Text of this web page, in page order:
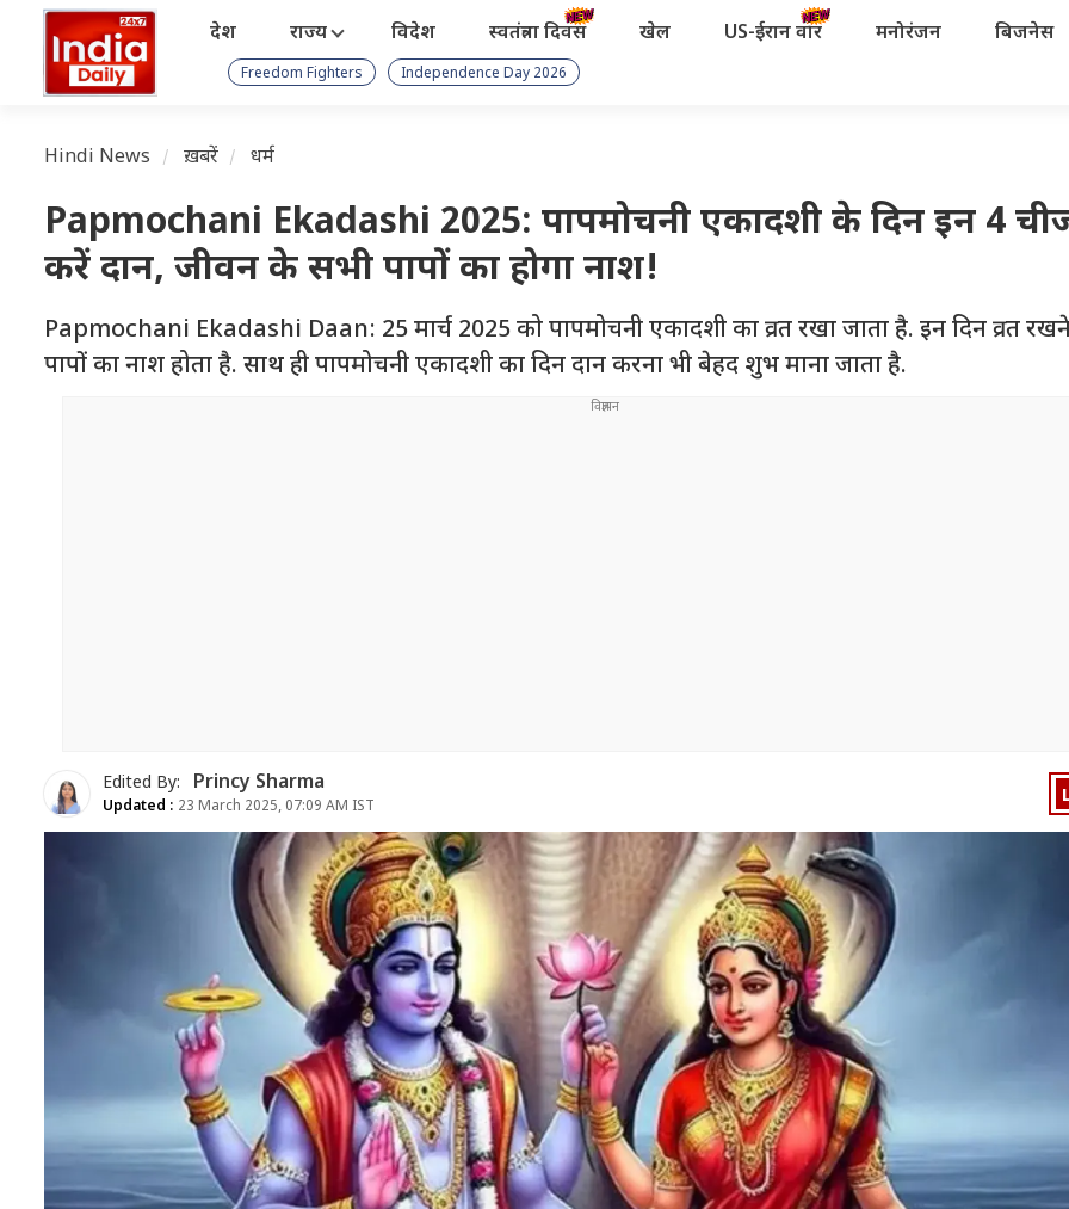
देश राज्य विदेश स्वतंत्रता दिवस खेल US-ईरान वॉर मनोरंजन बिजनेस
Freedom Fighters Independence Day 2026
Hindi News ख़बरें धर्म
Papmochani Ekadashi 2025: पापमोचनी एकादशी के दिन इन 4
करें दान, जीवन के सभी पापों का होगा नाश!
Papmochani Ekadashi Daan: 25 मार्च 2025 को पापमोचनी एकादशी का व्रत रखा जाता है. इन दिन व्रत
पापों का नाश होता है. साथ ही पापमोचनी एकादशी का दिन दान करना भी बेहद शुभ माना जाता है.
Edited By: Princy Sharma
Updated : 23 March 2025, 07:09 AM IST